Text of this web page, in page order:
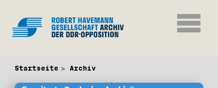
Startseite Archiv